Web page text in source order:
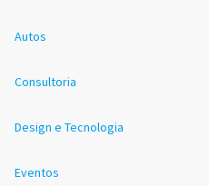
Autos
Consultoria
Design e Tecnologia
Eventos